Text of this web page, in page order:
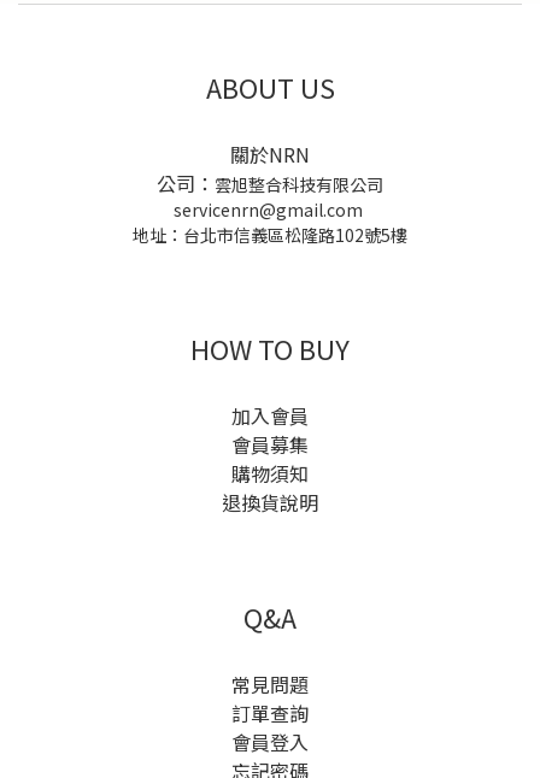
ABOUT US
關於NRN
公司： 雲旭整合科技有限公司
servicenrn@gmail.com
地址：台北市信義區松隆路102號5樓
HOW TO BUY
加入會員
會員募集
購物須知
退換貨說明
Q&A
常見問題
訂單查詢
會員登入
忘記密碼